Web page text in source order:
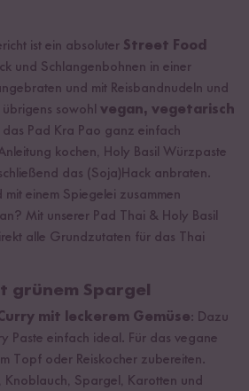
ist ein absoluter Street Food
und Schlangenbohnen in einer
und mit Reisbandnudeln und
sowohl vegan, vegetarisch
das Pad Kra Pao ganz einfach
kochen, Holy Basil Würzpaste
das (Soja)Hack anbraten.
einem Spiegelei zusammen
Mit unserer Pad Thai & Holy Basil
alle Grundzutaten für das Thai
grünem Spargel
mit leckerem Gemüse: Dazu
Paste einfach ideal. Für das vegane
Topf oder Reiskocher zubereiten.
Knoblauch, Spargel, Karotten und